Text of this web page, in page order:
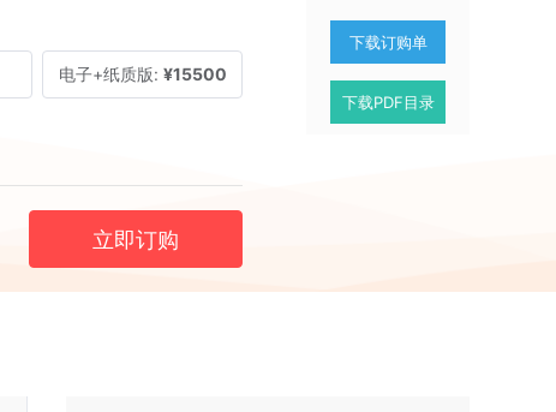
电子+纸质版: ¥15500
立即订购
下载订购单
下载PDF目录